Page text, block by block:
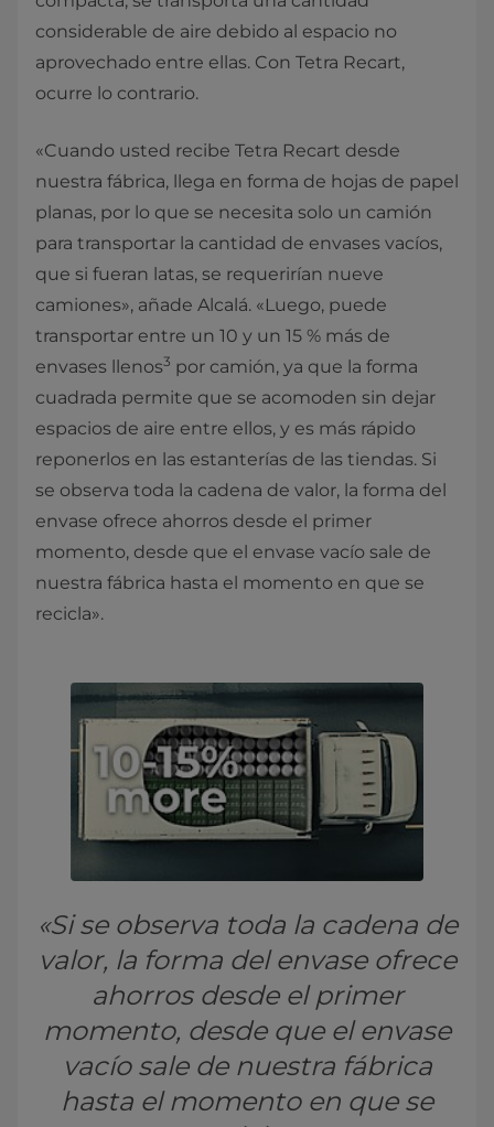
considerable de aire debido al espacio no
aprovechado entre ellas. Con Tetra Recart,
ocurre lo contrario.
«Cuando usted recibe Tetra Recart desde
nuestra fábrica, llega en forma de hojas de papel
planas, por lo que se necesita solo un camión
para transportar la cantidad de envases vacíos,
que si fueran latas, se requerirían nueve
camiones», añade Alcalá. «Luego, puede
transportar entre un 10 y un 15 % más de
envases llenos3 por camión, ya que la forma
cuadrada permite que se acomoden sin dejar
espacios de aire entre ellos, y es más rápido
reponerlos en las estanterías de las tiendas. Si
se observa toda la cadena de valor, la forma del
envase ofrece ahorros desde el primer
momento, desde que el envase vacío sale de
nuestra fábrica hasta el momento en que se
recicla».
«Si se observa toda la cadena de
valor, la forma del envase ofrece
ahorros desde el primer
momento, desde que el envase
vacío sale de nuestra fábrica
hasta el momento en que se